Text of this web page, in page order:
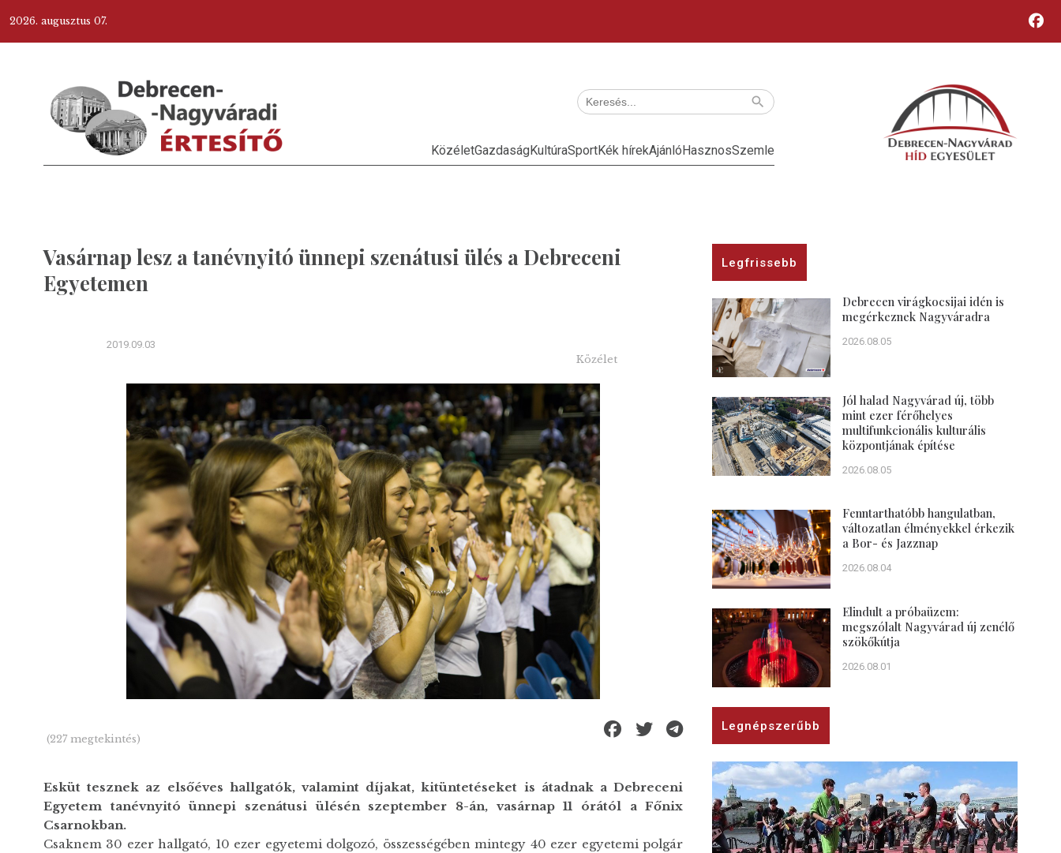
2026. augusztus 07.
KözéletGazdaságKultúraSportKék hírekAjánlóHasznosSzemle
Vasárnap lesz a tanévnyitó ünnepi szenátusi ülés a Debreceni
Egyetemen
2019.09.03
Közélet
(227 megtekintés)
Esküt tesznek az elsőéves hallgatók, valamint díjakat, kitüntetéseket is átadnak a Debreceni
Egyetem tanévnyitó ünnepi szenátusi ülésén szeptember 8-án, vasárnap 11 órától a Főnix
Csarnokban.
Csaknem 30 ezer hallgató, 10 ezer egyetemi dolgozó, összességében mintegy 40 ezer egyetemi polgár
Legfrissebb
Debrecen virágkocsijai idén is
megérkeznek Nagyváradra
2026.08.05
Jól halad Nagyvárad új, több
mint ezer férőhelyes
multifunkcionális kulturális
központjának építése
2026.08.05
Fenntarthatóbb hangulatban,
változatlan élményekkel érkezik
a Bor- és Jazznap
2026.08.04
Elindult a próbaüzem:
megszólalt Nagyvárad új zenélő
szökőkútja
2026.08.01
Legnépszerűbb